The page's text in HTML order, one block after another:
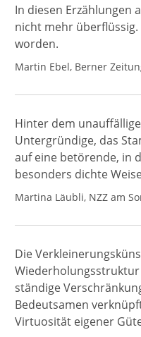
In diesen Erzählungen
nicht mehr
worden.
Martin Ebel, Berner
Hinter dem
Untergründige, das
auf eine betörende, in
besonders dichte
Martina Läubli, NZZ am
Die
ständige
Bedeutsamen
Virtuosität eigener